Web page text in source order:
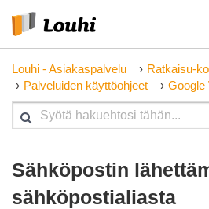
Louhi - Asiakaspalvelu
Ratkaisu-
Palveluiden käyttöohjeet
Google
Sähköpostin
sähköpostialiasta